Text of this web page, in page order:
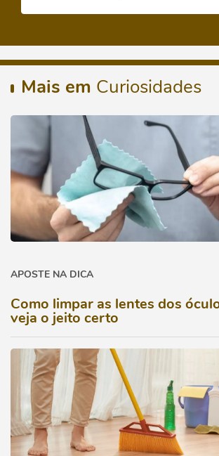
Mais em Curiosidades
APOSTE NA DICA
Como limpar as lentes dos
veja o jeito certo